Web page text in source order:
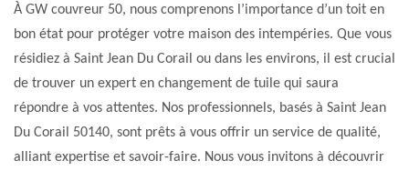
À GW couvreur 50, nous comprenons l’importance d’un toit en
bon état pour protéger votre maison des intempéries. Que vous
résidiez à Saint Jean Du Corail ou dans les environs, il est crucial
de trouver un expert en changement de tuile qui saura
répondre à vos attentes. Nos professionnels, basés à Saint Jean
Du Corail 50140, sont prêts à vous offrir un service de qualité,
alliant expertise et savoir-faire. Nous vous invitons à découvrir